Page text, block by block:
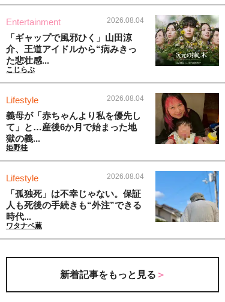
Entertainment 2026.08.04
「ギャップで風邪ひく」山田涼
介、王道アイドルから“病みきっ
た悲壮感...
こじらぶ
Lifestyle 2026.08.04
義母が「赤ちゃんより私を優先し
て」と…産後6か月で始まった地
獄の義...
姫野桂
Lifestyle 2026.08.04
「孤独死」は不幸じゃない。保証
人も死後の手続きも“外注”できる
時代...
ワタナベ薫
新着記事をもっと見る